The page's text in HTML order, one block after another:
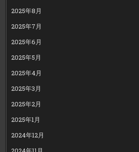
2025年8月
2025年7月
2025年6月
2025年5月
2025年4月
2025年3月
2025年2月
2025年1月
2024年12月